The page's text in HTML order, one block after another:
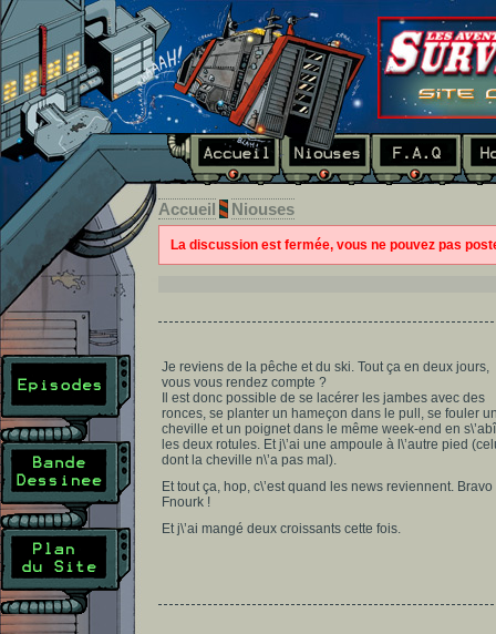
Accueil Niouses
La discussion est fermée, vous ne pouvez pas
Je reviens de la pêche et du ski. Tout ça en deux jours,
vous vous rendez compte ?
Il est donc possible de se lacérer les jambes avec des
ronces, se planter un hameçon dans le pull, se fouler
cheville et un poignet dans le même week-end en
les deux rotules. Et j\’ai une ampoule à l\’autre pied
dont la cheville n\’a pas mal).
Et tout ça, hop, c\’est quand les news reviennent. Bravo
Fnourk !
Et j\’ai mangé deux croissants cette fois.